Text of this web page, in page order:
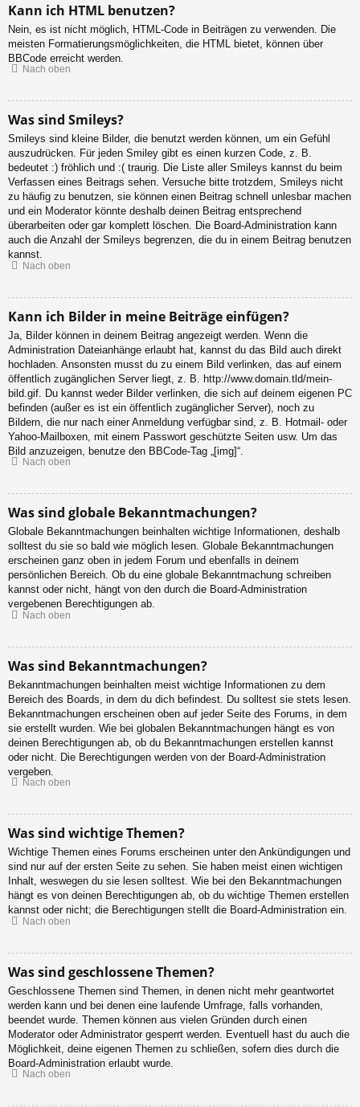
Kann ich HTML benutzen?
Nein, es ist nicht möglich, HTML-Code in Beiträgen zu verwenden. Die
meisten Formatierungsmöglichkeiten, die HTML bietet, können über
BBCode erreicht werden.
Nach oben
Was sind Smileys?
Smileys sind kleine Bilder, die benutzt werden können, um ein Gefühl
auszudrücken. Für jeden Smiley gibt es einen kurzen Code, z. B.
bedeutet :) fröhlich und :( traurig. Die Liste aller Smileys kannst du beim
Verfassen eines Beitrags sehen. Versuche bitte trotzdem, Smileys nicht
zu häufig zu benutzen, sie können einen Beitrag schnell unlesbar machen
und ein Moderator könnte deshalb deinen Beitrag entsprechend
überarbeiten oder gar komplett löschen. Die Board-Administration kann
auch die Anzahl der Smileys begrenzen, die du in einem Beitrag benutzen
kannst.
Nach oben
Kann ich Bilder in meine Beiträge einfügen?
Ja, Bilder können in deinem Beitrag angezeigt werden. Wenn die
Administration Dateianhänge erlaubt hat, kannst du das Bild auch direkt
hochladen. Ansonsten musst du zu einem Bild verlinken, das auf einem
öffentlich zugänglichen Server liegt, z. B. http://www.domain.tld/mein-
bild.gif. Du kannst weder Bilder verlinken, die sich auf deinem eigenen PC
befinden (außer es ist ein öffentlich zugänglicher Server), noch zu
Bildern, die nur nach einer Anmeldung verfügbar sind, z. B. Hotmail- oder
Yahoo-Mailboxen, mit einem Passwort geschützte Seiten usw. Um das
Bild anzuzeigen, benutze den BBCode-Tag „[img]“.
Nach oben
Was sind globale Bekanntmachungen?
Globale Bekanntmachungen beinhalten wichtige Informationen, deshalb
solltest du sie so bald wie möglich lesen. Globale Bekanntmachungen
erscheinen ganz oben in jedem Forum und ebenfalls in deinem
persönlichen Bereich. Ob du eine globale Bekanntmachung schreiben
kannst oder nicht, hängt von den durch die Board-Administration
vergebenen Berechtigungen ab.
Nach oben
Was sind Bekanntmachungen?
Bekanntmachungen beinhalten meist wichtige Informationen zu dem
Bereich des Boards, in dem du dich befindest. Du solltest sie stets lesen.
Bekanntmachungen erscheinen oben auf jeder Seite des Forums, in dem
sie erstellt wurden. Wie bei globalen Bekanntmachungen hängt es von
deinen Berechtigungen ab, ob du Bekanntmachungen erstellen kannst
oder nicht. Die Berechtigungen werden von der Board-Administration
vergeben.
Nach oben
Was sind wichtige Themen?
Wichtige Themen eines Forums erscheinen unter den Ankündigungen und
sind nur auf der ersten Seite zu sehen. Sie haben meist einen wichtigen
Inhalt, weswegen du sie lesen solltest. Wie bei den Bekanntmachungen
hängt es von deinen Berechtigungen ab, ob du wichtige Themen erstellen
kannst oder nicht; die Berechtigungen stellt die Board-Administration ein.
Nach oben
Was sind geschlossene Themen?
Geschlossene Themen sind Themen, in denen nicht mehr geantwortet
werden kann und bei denen eine laufende Umfrage, falls vorhanden,
beendet wurde. Themen können aus vielen Gründen durch einen
Moderator oder Administrator gesperrt werden. Eventuell hast du auch die
Möglichkeit, deine eigenen Themen zu schließen, sofern dies durch die
Board-Administration erlaubt wurde.
Nach oben